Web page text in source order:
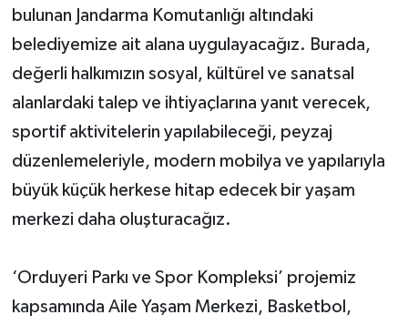
bulunan Jandarma Komutanlığı altındaki
belediyemize ait alana uygulayacağız. Burada,
değerli halkımızın sosyal, kültürel ve sanatsal
alanlardaki talep ve ihtiyaçlarına yanıt verecek,
sportif aktivitelerin yapılabileceği, peyzaj
düzenlemeleriyle, modern mobilya ve yapılarıyla
büyük küçük herkese hitap edecek bir yaşam
merkezi daha oluşturacağız.
‘Orduyeri Parkı ve Spor Kompleksi’ projemiz
kapsamında Aile Yaşam Merkezi, Basketbol,